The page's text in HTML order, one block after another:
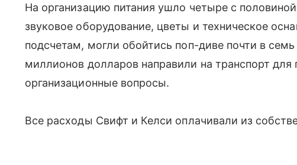
На организацию питания ушло четыре с
звуковое оборудование, цветы и техническое
подсчетам, могли обойтись поп-диве почти в
миллионов долларов направили на транспорт для
организационные вопросы.
Все расходы Свифт и Келси оплачивали из